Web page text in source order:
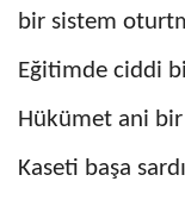
bir sistem
Eğitimde ciddi
Hükümet ani
Kaseti başa